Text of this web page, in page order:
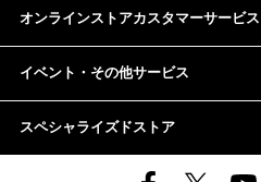
オンラインストアカスタマーサービス
イベント・その他サービス
スペシャライズドストア